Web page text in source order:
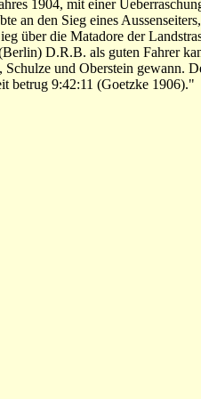
1904, mit einer
an den Sieg eines
über die Matadore der
D.R.B. als guten Fahrer
und Oberstein gewann.
betrug 9:42:11 (Goetzke 1906)."